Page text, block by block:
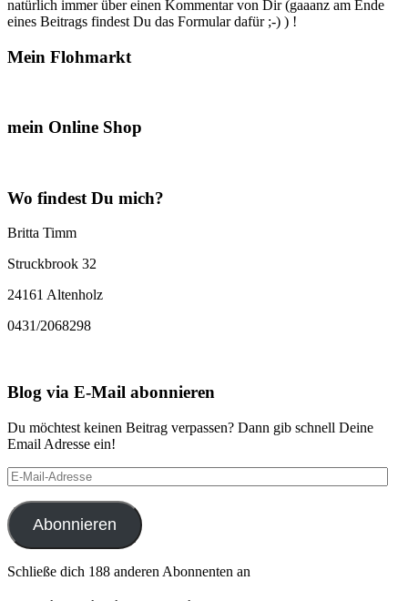
natürlich immer über einen Kommentar von Dir (gaaanz am Ende
eines Beitrags findest Du das Formular dafür ;-) ) !
Mein Flohmarkt
mein Online Shop
Wo findest Du mich?
Britta Timm
Struckbrook 32
24161 Altenholz
0431/2068298
Blog via E-Mail abonnieren
Du möchtest keinen Beitrag verpassen? Dann gib schnell Deine
Email Adresse ein!
E-
Mail-
Adresse
Abonnieren
Schließe dich 188 anderen Abonnenten an